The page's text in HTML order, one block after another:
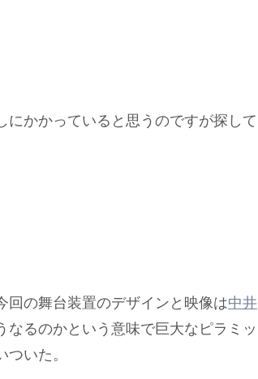
にかかっていると思うのですが探して
回の舞台装置のデザインと映像は中井
るのかという意味で巨大なピラミッ
いた。